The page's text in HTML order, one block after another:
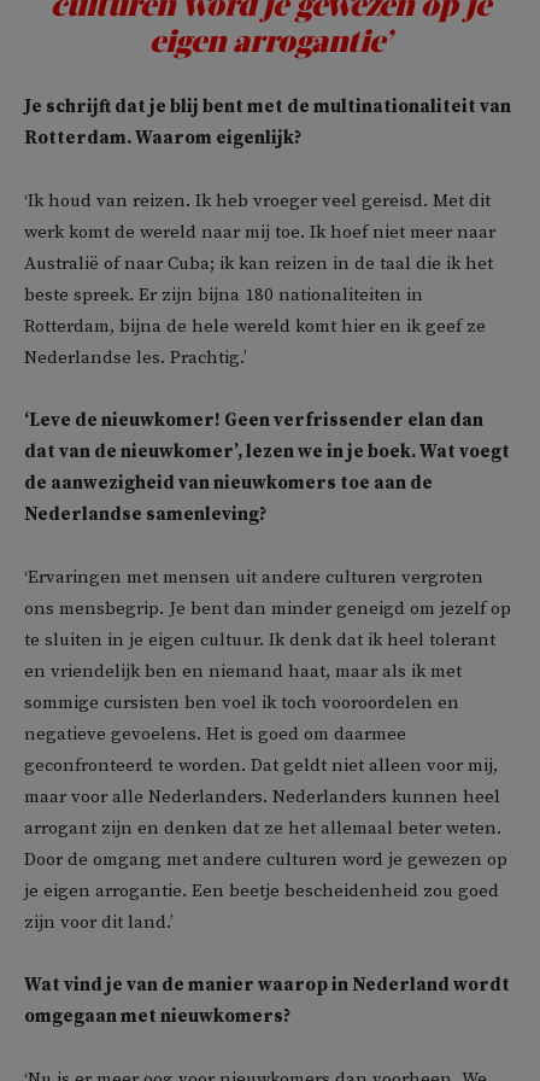
eigen arrogantie’
Je schrijft dat je blij bent met de multinationaliteit van
Rotterdam. Waarom eigenlijk?
‘Ik houd van reizen. Ik heb vroeger veel gereisd. Met dit
werk komt de wereld naar mij toe. Ik hoef niet meer naar
Australië of naar Cuba; ik kan reizen in de taal die ik het
beste spreek. Er zijn bijna 180 nationaliteiten in
Rotterdam, bijna de hele wereld komt hier en ik geef ze
Nederlandse les. Prachtig.’
‘Leve de nieuwkomer! Geen verfrissender elan dan
dat van de nieuwkomer’, lezen we in je boek. Wat voegt
de aanwezigheid van nieuwkomers toe aan de
Nederlandse samenleving?
‘Ervaringen met mensen uit andere culturen vergroten
ons mensbegrip. Je bent dan minder geneigd om jezelf op
te sluiten in je eigen cultuur. Ik denk dat ik heel tolerant
en vriendelijk ben en niemand haat, maar als ik met
sommige cursisten ben voel ik toch vooroordelen en
negatieve gevoelens. Het is goed om daarmee
geconfronteerd te worden. Dat geldt niet alleen voor mij,
maar voor alle Nederlanders. Nederlanders kunnen heel
arrogant zijn en denken dat ze het allemaal beter weten.
Door de omgang met andere culturen word je gewezen op
je eigen arrogantie. Een beetje bescheidenheid zou goed
zijn voor dit land.’
Wat vind je van de manier waarop in Nederland wordt
omgegaan met nieuwkomers?